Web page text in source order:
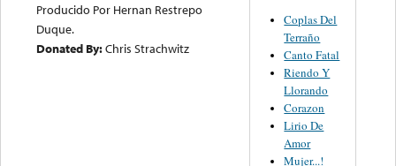
Producido Por Hernan Restrepo
Duque.
Donated By:Chris Strachwitz
Coplas Del
Terraño
Canto Fatal
Riendo Y
Llorando
Corazon
Lirio De
Amor
Mujer...!